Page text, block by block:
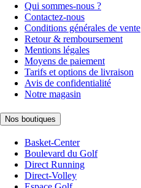
Qui sommes-nous ?
Contactez-nous
Conditions générales de vente
Retour & remboursement
Mentions légales
Moyens de paiement
Tarifs et options de livraison
Avis de confidentialité
Notre magasin
Nos boutiques
Basket-Center
Boulevard du Golf
Direct Running
Direct-Volley